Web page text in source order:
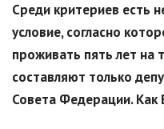
Среди критериев есть
условие, согласно
проживать пять лет на
составляют только
Совета Федерации. Как